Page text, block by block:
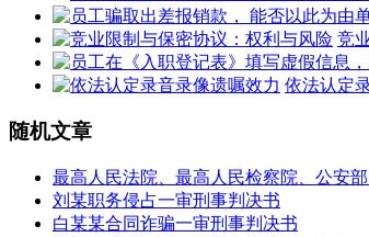
竞
依法认定
随机文章
最高人民法院、最高人民检察院、公安
刘某职务侵占一审刑事判决书
白某某合同诈骗一审刑事判决书